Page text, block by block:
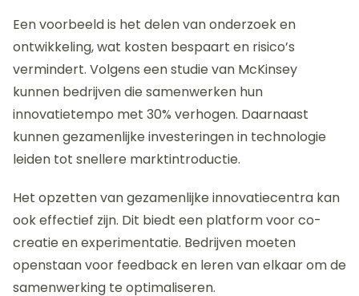
Hoe kunnen bedrijven effectief
samenwerken om innovatie te
stimuleren?
Bedrijven kunnen effectief samenwerken om
en kennisdeling. Dit bevordert de creativiteit en
versnelt de ontwikkeling van nieuwe producten.
Samenwerking kan plaatsvinden via strategische
allianties of netwerken. Door verschillende
perspectieven te combineren, ontstaan innovatieve